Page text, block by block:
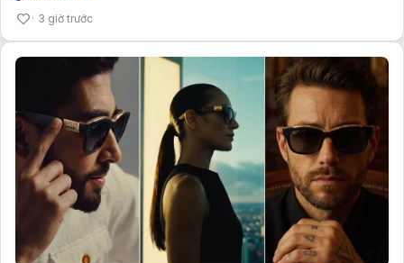
3 giờ trước